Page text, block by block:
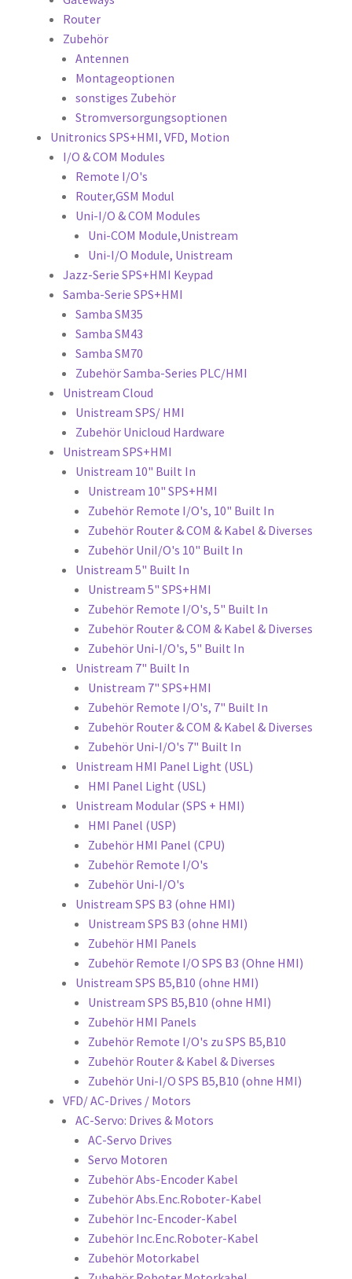
Router
Zubehör
Antennen
Montageoptionen
sonstiges Zubehör
Stromversorgungsoptionen
Unitronics SPS+HMI, VFD, Motion
I/O & COM Modules
Remote I/O's
Router,GSM Modul
Uni-I/O & COM Modules
Uni-COM Module,Unistream
Uni-I/O Module, Unistream
Jazz-Serie SPS+HMI Keypad
Samba-Serie SPS+HMI
Samba SM35
Samba SM43
Samba SM70
Zubehör Samba-Series PLC/HMI
Unistream Cloud
Unistream SPS/ HMI
Zubehör Unicloud Hardware
Unistream SPS+HMI
Unistream 10" Built In
Unistream 10" SPS+HMI
Zubehör Remote I/O's, 10" Built In
Zubehör Router & COM & Kabel & Diverses
Zubehör UniI/O's 10" Built In
Unistream 5" Built In
Unistream 5" SPS+HMI
Zubehör Remote I/O's, 5" Built In
Zubehör Router & COM & Kabel & Diverses
Zubehör Uni-I/O's, 5" Built In
Unistream 7" Built In
Unistream 7" SPS+HMI
Zubehör Remote I/O's, 7" Built In
Zubehör Router & COM & Kabel & Diverses
Zubehör Uni-I/O's 7" Built In
Unistream HMI Panel Light (USL)
HMI Panel Light (USL)
Unistream Modular (SPS + HMI)
HMI Panel (USP)
Zubehör HMI Panel (CPU)
Zubehör Remote I/O's
Zubehör Uni-I/O's
Unistream SPS B3 (ohne HMI)
Unistream SPS B3 (ohne HMI)
Zubehör HMI Panels
Zubehör Remote I/O SPS B3 (Ohne HMI)
Unistream SPS B5,B10 (ohne HMI)
Unistream SPS B5,B10 (ohne HMI)
Zubehör HMI Panels
Zubehör Remote I/O's zu SPS B5,B10
Zubehör Router & Kabel & Diverses
Zubehör Uni-I/O SPS B5,B10 (ohne HMI)
VFD/ AC-Drives / Motors
AC-Servo: Drives & Motors
AC-Servo Drives
Servo Motoren
Zubehör Abs-Encoder Kabel
Zubehör Abs.Enc.Roboter-Kabel
Zubehör Inc-Encoder-Kabel
Zubehör Inc.Enc.Roboter-Kabel
Zubehör Motorkabel